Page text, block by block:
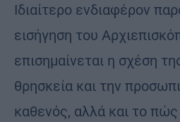
Ιδιαίτερο ενδιαφέρον
εισήγηση του
επισημαίνεται η σχέση
θρησκεία και την
καθενός, αλλά και το